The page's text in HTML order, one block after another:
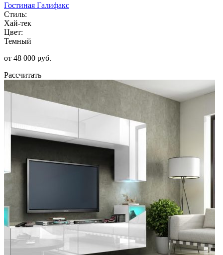
Гостиная Галифакс
Стиль:
Хай-тек
Цвет:
Темный
от 48 000 руб.
Рассчитать